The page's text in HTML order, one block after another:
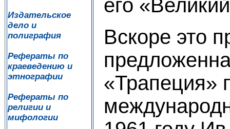
Издательское
дело и
полиграфия
Рефераты по
краеведению и
этнографии
Рефераты по
религии и
мифологии
его
Вскоре это
«Трапеция»